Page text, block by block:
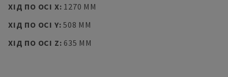
ХІД ПО ОСІ X: 1270 MM
ХІД ПО ОСІ Y:508 MM
ХІД ПО ОСІ Z: 635 MM